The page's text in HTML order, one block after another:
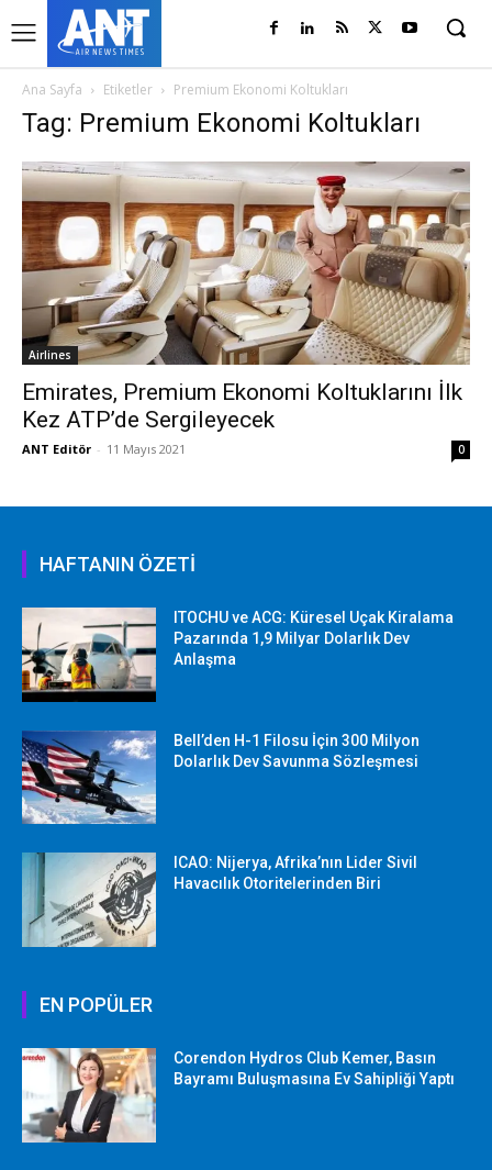
Ana Sayfa Etiketler Premium Ekonomi Koltukları
Tag: Premium Ekonomi Koltukları
Airlines
Emirates, Premium Ekonomi Koltuklarını İlk
Kez ATP’de Sergileyecek
ANT Editör - 11 Mayıs 2021 0
HAFTANIN ÖZETİ
ITOCHU ve ACG: Küresel Uçak Kiralama
Pazarında 1,9 Milyar Dolarlık Dev
Anlaşma
Bell’den H-1 Filosu İçin 300 Milyon
Dolarlık Dev Savunma Sözleşmesi
ICAO: Nijerya, Afrika’nın Lider Sivil
Havacılık Otoritelerinden Biri
EN POPÜLER
Corendon Hydros Club Kemer, Basın
Bayramı Buluşmasına Ev Sahipliği Yaptı